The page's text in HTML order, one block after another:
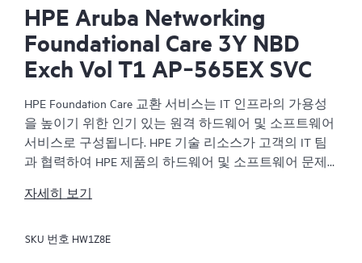
HPE Aruba Networking
Foundational Care 3Y NBD
Exch Vol T1 AP‑565EX SVC
HPE Foundation Care 교환 서비스는 IT 인프라의 가용성
을 높이기 위한 인기 있는 원격 하드웨어 및 소프트웨어
서비스로 구성됩니다. HPE 기술 리소스가 고객의 IT 팀
과 협력하여 HPE 제품의 하드웨어 및 소프트웨어 문제
이고 빠른 교환 서비스를 제공합니다. 특히 쉽게 배송할
자세히 보기
SKU 번호 HW1Z8E